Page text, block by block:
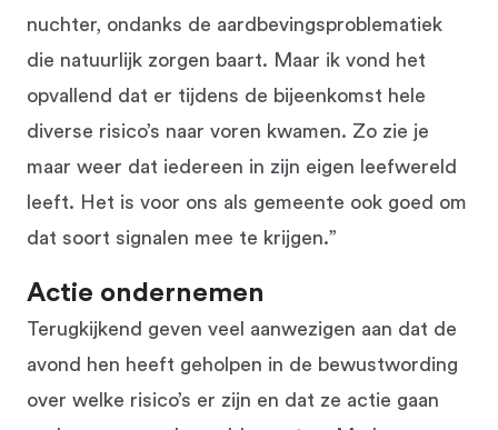
nuchter, ondanks de aardbevingsproblematiek
die natuurlijk zorgen baart. Maar ik vond het
opvallend dat er tijdens de bijeenkomst hele
diverse risico’s naar voren kwamen. Zo zie je
maar weer dat iedereen in zijn eigen leefwereld
leeft. Het is voor ons als gemeente ook goed om
dat soort signalen mee te krijgen.”
Actie ondernemen
Terugkijkend geven veel aanwezigen aan dat de
avond hen heeft geholpen in de bewustwording
over welke risico’s er zijn en dat ze actie gaan